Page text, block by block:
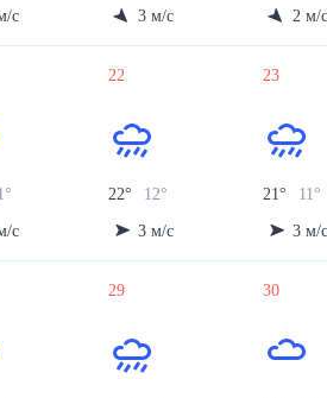
с
3 м/с
2 м/
°
с
22
22° 12°
3 м/с
23
21° 11°
3 м/
29 30